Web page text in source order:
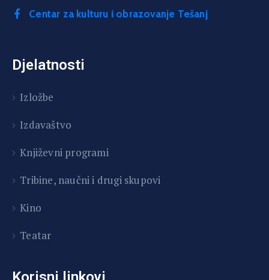
Centar za kulturu i obrazovanje Tešanj
Djelatnosti
Izložbe
Izdavaštvo
Književni programi
Tribine, naučni i drugi skupovi
Kino
Teatar